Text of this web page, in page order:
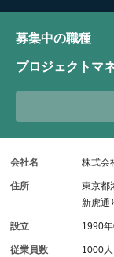
募集中の職種
プロジェクトマ
会社名 株式会
住所
東京都
新虎通
設立 1990年
従業員数 1000人